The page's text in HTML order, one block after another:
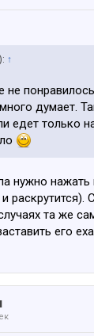
↑
не
думает.
едет только
нужно
раскрутится).
та же
его